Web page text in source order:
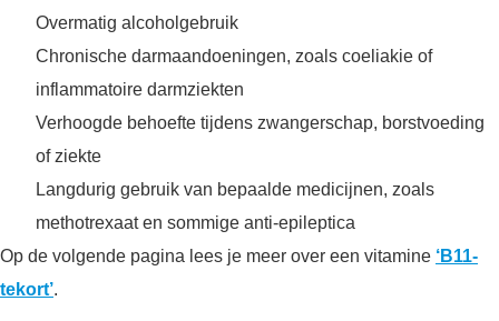
Overmatig alcoholgebruik
Chronische darmaandoeningen, zoals coeliakie of
inflammatoire darmziekten
Verhoogde behoefte tijdens zwangerschap, borstvoeding
of ziekte
Langdurig gebruik van bepaalde medicijnen, zoals
methotrexaat en sommige anti-epileptica
Op de volgende pagina lees je meer over een vitamine ‘B11-
tekort’.